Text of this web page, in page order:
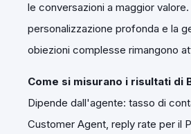
le conversazioni a maggior valore.
personalizzazione profonda e la
obiezioni complesse rimangono
Come si misurano i risultati di
Dipende dall'agente: tasso di
Customer Agent, reply rate per il